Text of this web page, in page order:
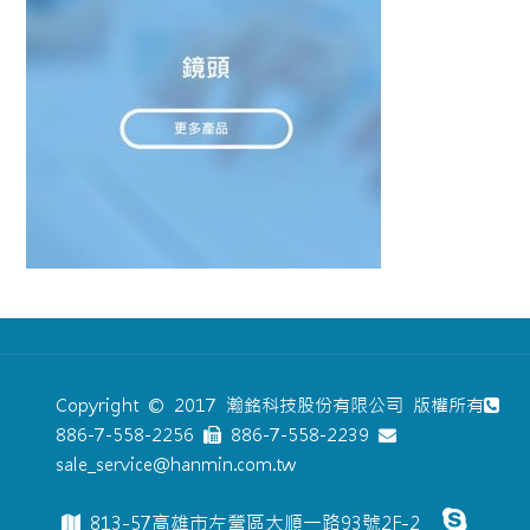
Copyright © 2017 瀚銘科技股份有限公司 版權所有
886-7-558-2256
886-7-558-2239
sale_service@hanmin.com.tw
813-57高雄市左營區大順一路93號2F-2